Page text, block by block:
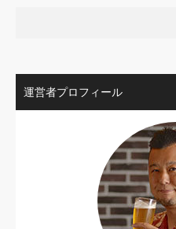
運営者プロフィール